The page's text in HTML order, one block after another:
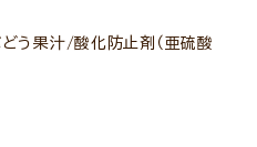
どう果汁/酸化防止剤（亜硫酸